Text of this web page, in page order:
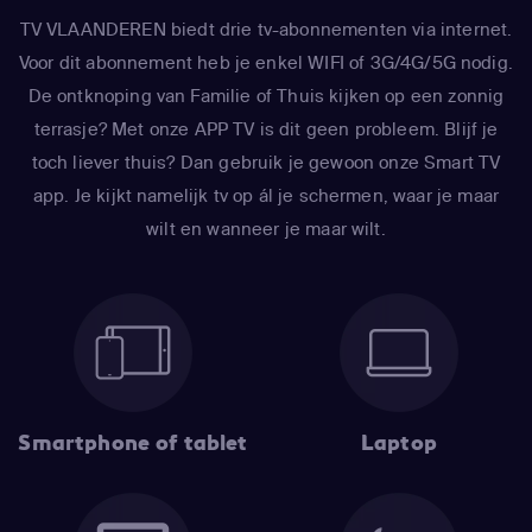
TV VLAANDEREN biedt drie tv-abonnementen via internet.
Voor dit abonnement heb je enkel WIFI of 3G/4G/5G nodig.
De ontknoping van Familie of Thuis kijken op een zonnig
terrasje? Met onze APP TV is dit geen probleem. Blijf je
toch liever thuis? Dan gebruik je gewoon onze Smart TV
app. Je kijkt namelijk tv op ál je schermen, waar je maar
wilt en wanneer je maar wilt.
Smartphone of tablet Laptop